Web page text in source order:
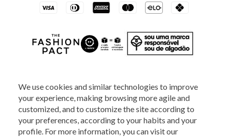
We use cookies and similar technologies to improve
your experience, making browsing more agile and
customized, and to customize the site according to
your preferences, according to your habits and your
profile. For more information, you can visit our
Azul Fidelidade
2025 - Veste S.A Estilo. Todos os direitos reservados - A loja Estoque reserva-